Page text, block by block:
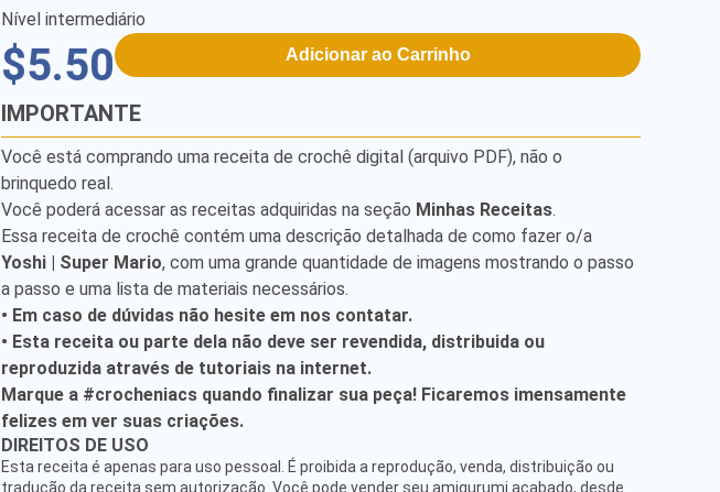
Nível intermediário
$5.50 Adicionar ao Carrinho
IMPORTANTE
Você está comprando uma receita de crochê digital (arquivo PDF), não o
brinquedo real.
Você poderá acessar as receitas adquiridas na seção Minhas Receitas.
Essa receita de crochê contém uma descrição detalhada de como fazer o/a
Yoshi | Super Mario, com uma grande quantidade de imagens mostrando o passo
a passo e uma lista de materiais necessários.
• Em caso de dúvidas não hesite em nos contatar.
• Esta receita ou parte dela não deve ser revendida, distribuida ou
reproduzida através de tutoriais na internet.
Marque a #crocheniacs quando finalizar sua peça! Ficaremos imensamente
felizes em ver suas criações.
DIREITOS DE USO
Esta receita é apenas para uso pessoal. É proibida a reprodução, venda, distribuição ou
tradução da receita sem autorização. Você pode vender seu amigurumi acabado, desde